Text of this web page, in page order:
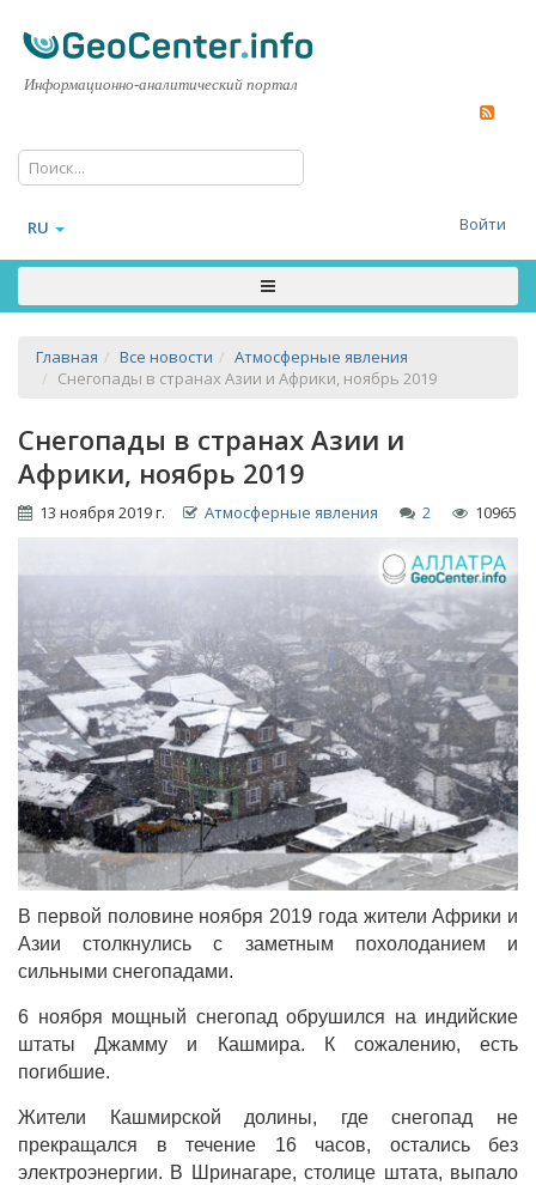
Информационно-аналитический портал
RU Войти
Главная Все новости
Атмосферные явления
Снегопады в странах Азии и Африки, ноябрь 2019
Снегопады в странах Азии и
Африки, ноябрь 2019
13 ноября 2019 г. Атмосферные явления 2 10965
В первой половине ноября 2019 года жители Африки и
Азии столкнулись с заметным похолоданием и
сильными снегопадами.
6 ноября мощный снегопад обрушился на индийские
штаты Джамму и Кашмира. К сожалению, есть
погибшие.
Жители Кашмирской долины, где снегопад не
прекращался в течение 16 часов, остались без
электроэнергии. В Шринагаре, столице штата, выпало